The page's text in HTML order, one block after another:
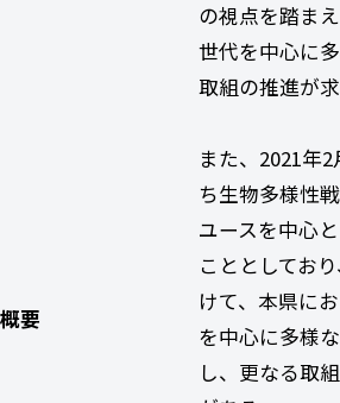
概要
の視点を踏ま
世代を中心に
取組の推進が
また、2021年
ち生物多様性
ユースを中心
こととしてお
けて、本県に
を中心に多様
し、更なる取